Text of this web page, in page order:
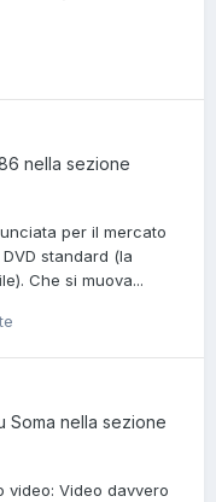
nella sezione
per il mercato
standard (la
Che si muova...
Soma nella sezione
video: Video davvero